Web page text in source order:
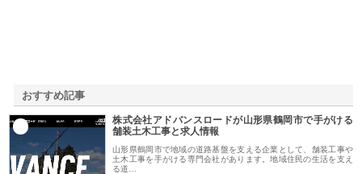
おすすめ記事
株式会社アドバンスロードが山形県鶴岡市で手がける
舗装土木工事と求人情報
山形県鶴岡市で地域の道路基盤を支える企業として、舗装工事や
土木工事を手がける専門会社があります。地域住民の生活を支え
る道…